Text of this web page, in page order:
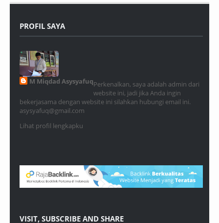
PROFIL SAYA
M Miqdad AsysyafuqPerkenalkan, saya adalah admin dari
website ini, jadi jika Anda ingin
bekerjasama dengan website ini silahkan hubungi email ini.
asysyafuq@gmail.com
Lihat profil lengkapku
VISIT, SUBSCRIBE AND SHARE